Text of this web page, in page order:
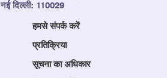
नई दिल्ली: 110029
हमसे संपर्क करें
प्रतिक्रिया
सूचना का अधिकार